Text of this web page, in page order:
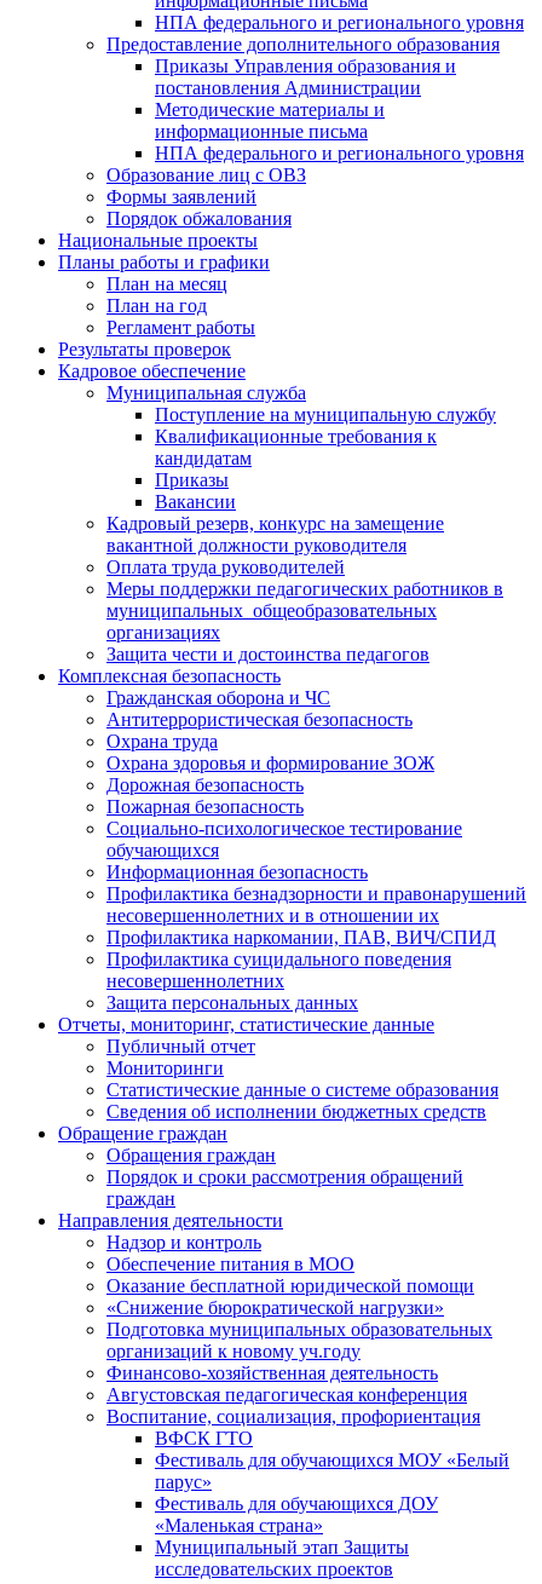
НПА федерального и регионального уровня
Предоставление дополнительного образования
Приказы Управления образования и
постановления Администрации
Методические материалы и
информационные письма
НПА федерального и регионального уровня
Образование лиц с ОВЗ
Формы заявлений
Порядок обжалования
Национальные проекты
Планы работы и графики
План на месяц
План на год
Регламент работы
Результаты проверок
Кадровое обеспечение
Муниципальная служба
Поступление на муниципальную службу
Квалификационные требования к
кандидатам
Приказы
Вакансии
Кадровый резерв, конкурс на замещение
вакантной должности руководителя
Оплата труда руководителей
Меры поддержки педагогических работников в
муниципальных общеобразовательных
организациях
Защита чести и достоинства педагогов
Комплексная безопасность
Гражданская оборона и ЧС
Антитеррористическая безопасность
Охрана труда
Охрана здоровья и формирование ЗОЖ
Дорожная безопасность
Пожарная безопасность
Социально-психологическое тестирование
обучающихся
Информационная безопасность
Профилактика безнадзорности и правонарушений
несовершеннолетних и в отношении их
Профилактика наркомании, ПАВ, ВИЧ/СПИД
Профилактика суицидального поведения
несовершеннолетних
Защита персональных данных
Отчеты, мониторинг, статистические данные
Публичный отчет
Мониторинги
Статистические данные о системе образования
Сведения об исполнении бюджетных средств
Обращение граждан
Обращения граждан
Порядок и сроки рассмотрения обращений
граждан
Направления деятельности
Надзор и контроль
Обеспечение питания в МОО
Оказание бесплатной юридической помощи
«Снижение бюрократической нагрузки»
Подготовка муниципальных образовательных
организаций к новому уч.году
Финансово-хозяйственная деятельность
Августовская педагогическая конференция
Воспитание, социализация, профориентация
ВФСК ГТО
Фестиваль для обучающихся МОУ «Белый
парус»
Фестиваль для обучающихся ДОУ
«Маленькая страна»
Муниципальный этап Защиты
исследовательских проектов